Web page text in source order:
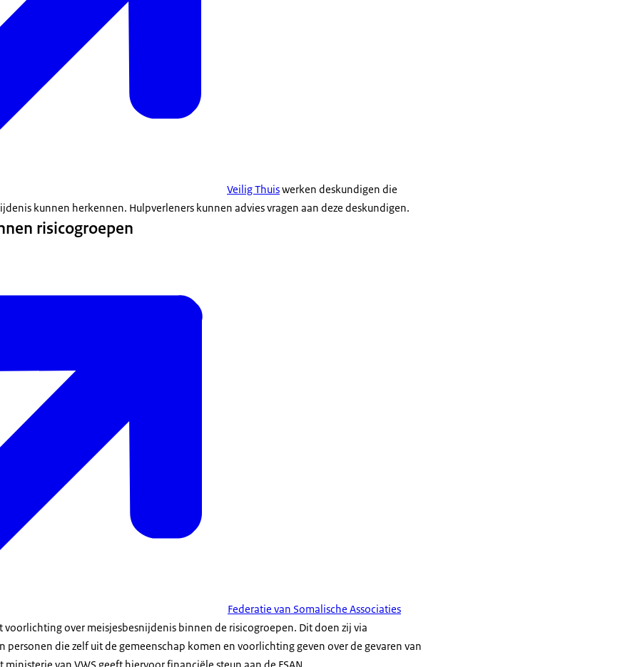
Veilig Thuiswerken deskundigen die
kunnen herkennen. Hulpverleners kunnen advies vragen aan deze deskundigen.
risicogroepen
Federatie van Somalische Associaties
voorlichting over meisjesbesnijdenis binnen de risicogroepen. Dit doen zij via
personen die zelf uit de gemeenschap komen en voorlichting geven over de gevaren van